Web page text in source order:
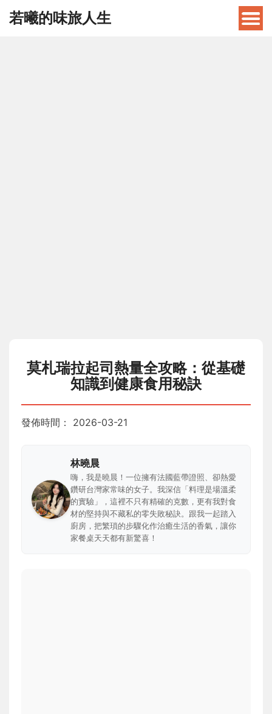
若曦的味旅人生
莫札瑞拉起司熱量全攻略：從基礎
知識到健康食用秘訣
發佈時間： 2026-03-21
林曉晨
嗨，我是曉晨！一位擁有法國藍帶證照、卻熱愛
鑽研台灣家常味的女子。我深信「料理是場溫柔
的實驗」，這裡不只有精確的克數，更有我對食
材的堅持與不藏私的零失敗秘訣。跟我一起踏入
廚房，把繁瑣的步驟化作治癒生活的香氣，讓你
家餐桌天天都有新驚喜！